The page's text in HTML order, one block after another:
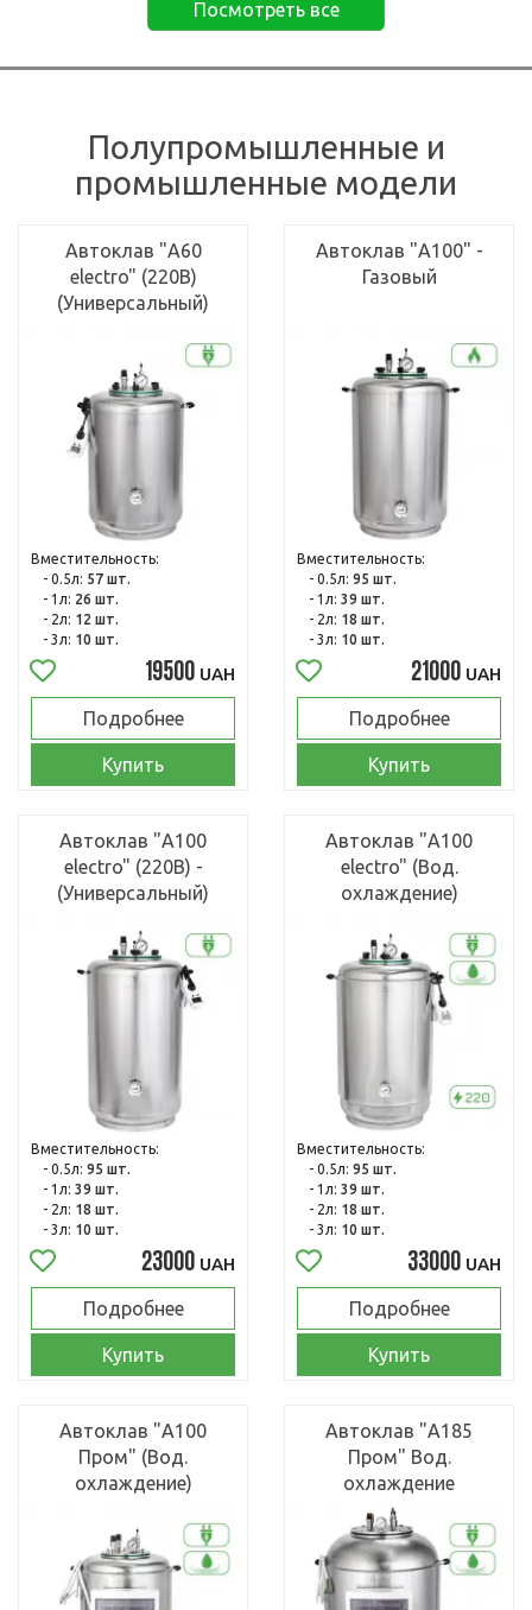
Посмотреть все
Полупромышленные и
промышленные модели
Автоклав "А60
electro" (220В)
(Универсальный)
Вместительность:
- 0.5л: 57 шт.
- 1л: 26 шт.
- 2л: 12 шт.
- 3л: 10 шт.
19500 UAH
Подробнее
Купить
Автоклав "А100" -
Газовый
Вместительность:
- 0.5л: 95 шт.
- 1л: 39 шт.
- 2л: 18 шт.
- 3л: 10 шт.
21000 UAH
Подробнее
Купить
Автоклав "А100
electro" (220В) -
(Универсальный)
Вместительность:
- 0.5л: 95 шт.
- 1л: 39 шт.
- 2л: 18 шт.
- 3л: 10 шт.
23000 UAH
Подробнее
Купить
Автоклав "А100
electro" (Вод.
охлаждение)
Вместительность:
- 0.5л: 95 шт.
- 1л: 39 шт.
- 2л: 18 шт.
- 3л: 10 шт.
33000 UAH
Подробнее
Купить
Автоклав "А100
Пром" (Вод.
охлаждение)
Автоклав "А185
Пром" Вод.
охлаждение